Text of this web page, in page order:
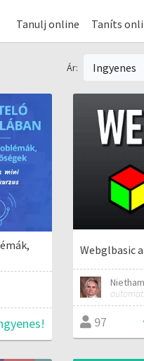
Tanulj online Taníts
Ár: Ingyenes
Webglbasic
97